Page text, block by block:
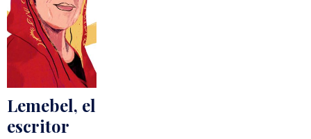
Lemebel, el
escritor